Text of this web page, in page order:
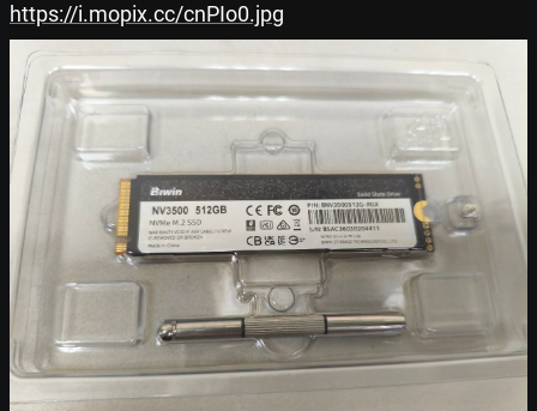
https://i.mopix.cc/cnPIo0.jpg